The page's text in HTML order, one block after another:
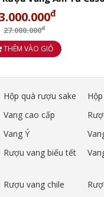
tối đa 12 chai (cao
Hz
không gỉ, gỗ
18 EB Black - 627
đ
27.000.000đ
THÊM VÀO GIỎ
Hộp quà rượu sake
Vang cao cấp
Vang Ý
Rượu vang biếu tết
Rượu vang chile